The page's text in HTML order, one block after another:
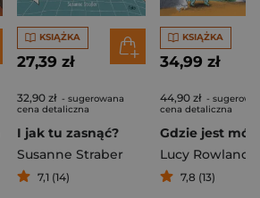
KSIĄŻKA
27,39 zł
32,90 zł - sugerowana
cena detaliczna
I jak tu zasnąć?
Susanne Straber
7,1 (14)
KSIĄŻKA
34,99 zł
44,90 zł -
cena detaliczna
Lucy Rowland
7,8 (13)